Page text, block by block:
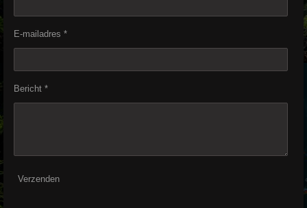
E-mailadres *
Bericht *
Verzenden